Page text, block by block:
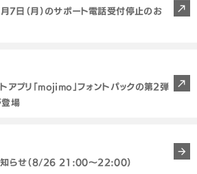
7日（月）のサポート電話受付停止のお
アプリ「mojimo」フォントパックの第2弾
場
知らせ（8/26 21:00～22:00）